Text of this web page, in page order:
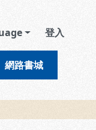
登入
網路書城